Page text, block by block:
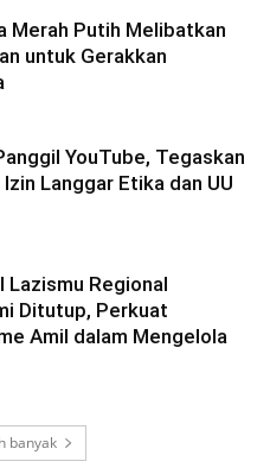
Merah Putih Melibatkan
untuk Gerakkan
YouTube, Tegaskan
Langgar Etika dan UU
Lazismu Regional
Ditutup, Perkuat
Amil dalam Mengelola
banyak